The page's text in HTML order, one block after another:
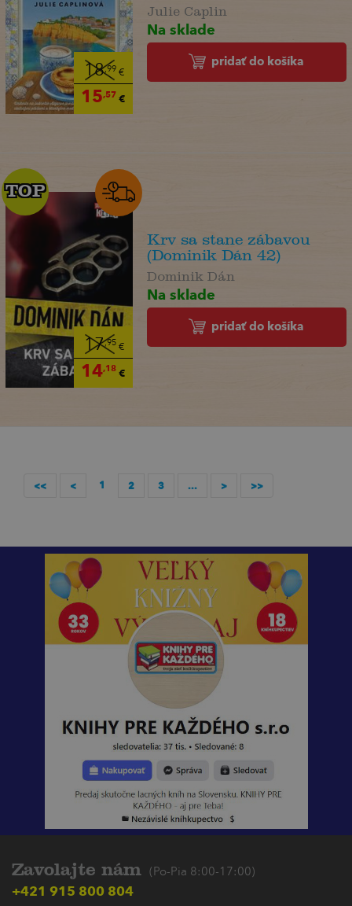
18,99 €
15,57 €
Julie Caplin
Na sklade
pridať do košíka
17,95€
14,18€
TOP
TOP
Krv sa stane zábavou
(Dominik Dán 42)
Dominik Dán
Na sklade
pridať do košíka
<< < 1 2 3 ... > >>
Zavolajte nám (Po-Pia 8:00-17:00)
+421 915 800 804